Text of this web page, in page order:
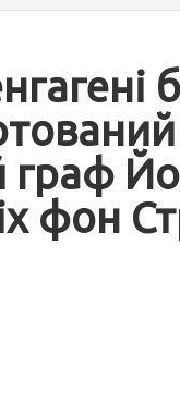
граф
фон